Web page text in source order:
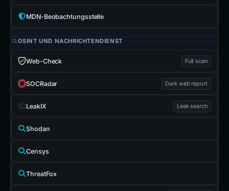
MDN-Beobachtungsstelle
OSINT UND NACHRICHTENDIENST
Web-Check Full scan
SOCRadar Dark web report
LeakIX Leak search
Shodan
Censys
ThreatFox